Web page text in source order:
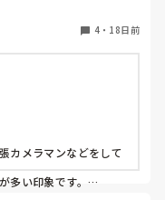
4・ 18日前
カメラマンなどをして
多い印象です。